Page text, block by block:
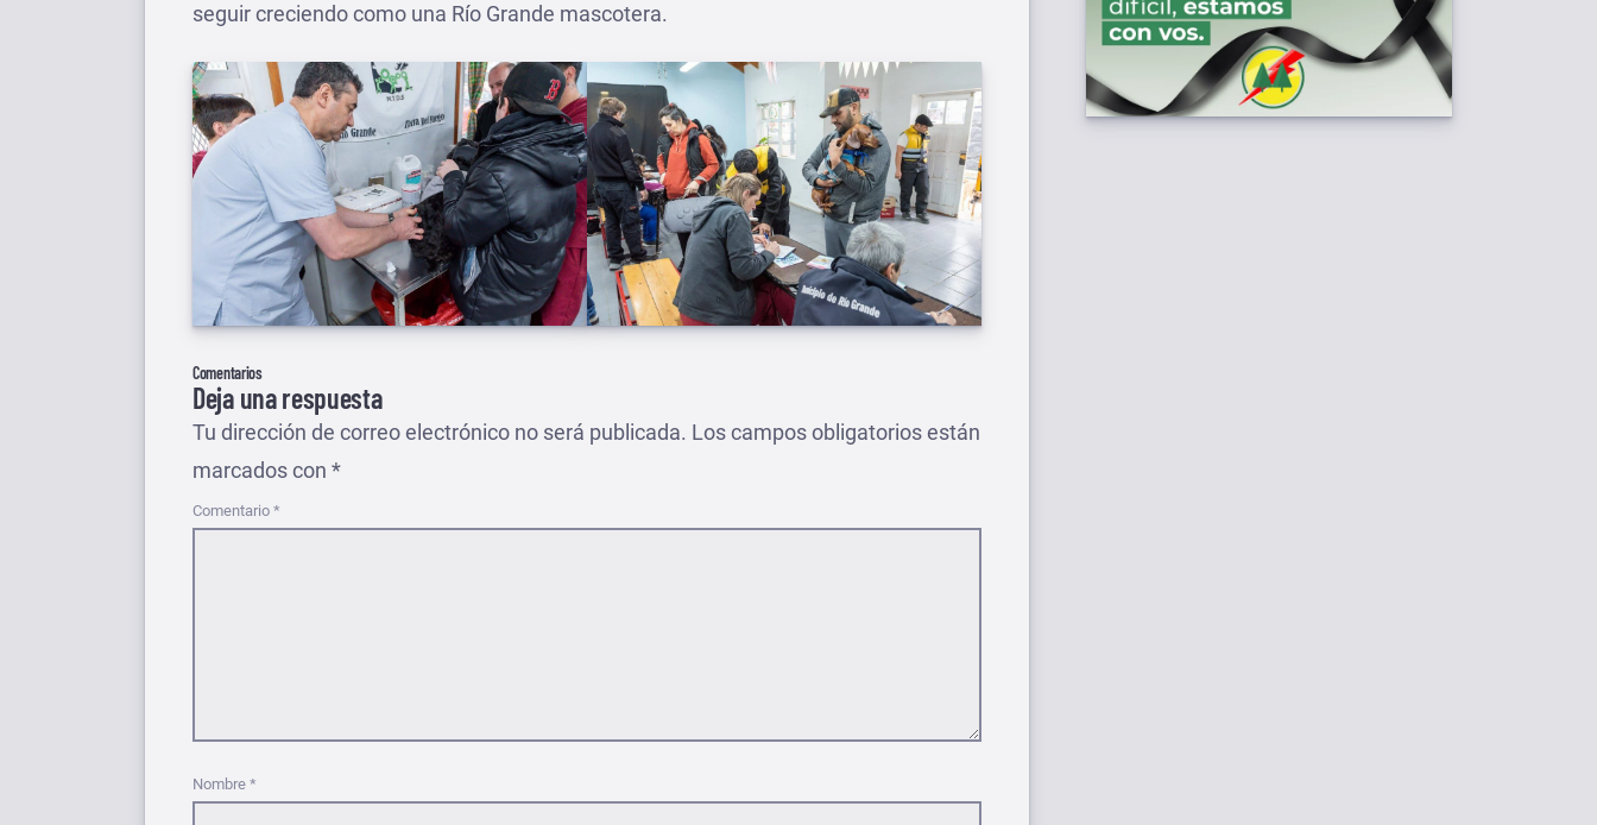
seguir creciendo como una Río Grande mascotera.
Comentarios
Deja una respuesta
Tu dirección de correo electrónico no será publicada. Los campos obligatorios están
marcados con *
Comentario *
Nombre *